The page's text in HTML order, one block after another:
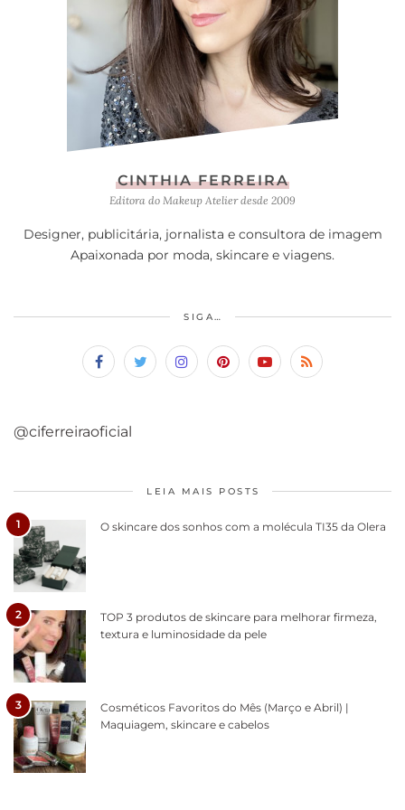
CINTHIA FERREIRA
Editora do Makeup Atelier desde 2009
Designer, publicitária, jornalista e consultora de imagem
Apaixonada por moda, skincare e viagens.
SIGA…
@ciferreiraoficial
LEIA MAIS POSTS
1 O skincare dos sonhos com a molécula TI35 da Olera
2
TOP 3 produtos de skincare para melhorar firmeza,
textura e luminosidade da pele
3
Cosméticos Favoritos do Mês (Março e Abril) |
Maquiagem, skincare e cabelos